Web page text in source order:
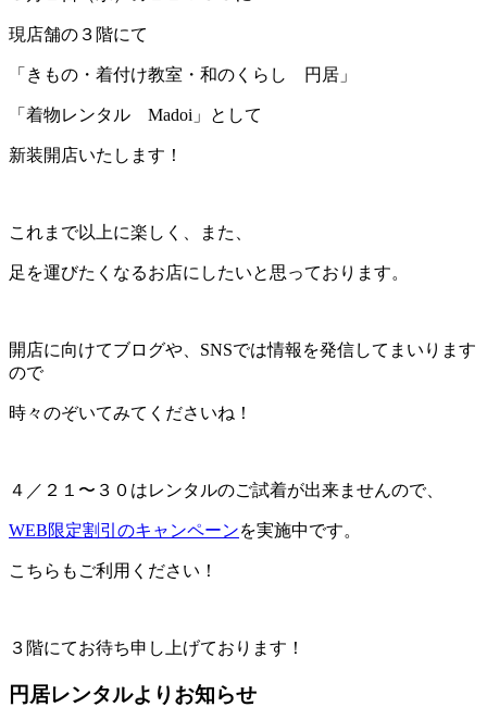
現店舗の３階にて
「きもの・着付け教室・和のくらし 円居」
「着物レンタル Madoi」として
新装開店いたします！
これまで以上に楽しく、また、
足を運びたくなるお店にしたいと思っております。
開店に向けてブログや、SNSでは情報を発信してまいります
ので
時々のぞいてみてくださいね！
４／２１〜３０はレンタルのご試着が出来ませんので、
WEB限定割引のキャンペーンを実施中です。
こちらもご利用ください！
３階にてお待ち申し上げております！
円居レンタルよりお知らせ